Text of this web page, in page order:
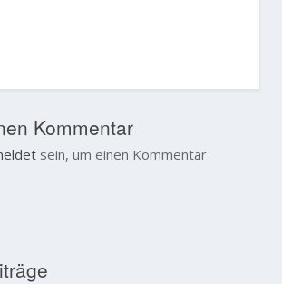
Kommentar
sein, um einen Kommentar